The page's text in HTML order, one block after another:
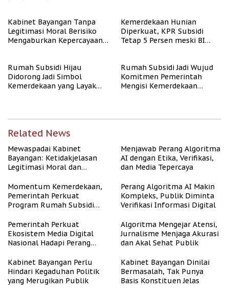
Kabinet Bayangan Tanpa
Legitimasi Moral Berisiko
Mengaburkan Kepercayaan
Kemerdekaan Hunian
Diperkuat, KPR Subsidi
Tetap 5 Persen meski BI
Rumah Subsidi Hijau
Didorong Jadi Simbol
Kemerdekaan yang Layak
Rumah Subsidi Jadi Wujud
Komitmen Pemerintah
Mengisi Kemerdekaan
Related News
Mewaspadai Kabinet
Bayangan: Ketidakjelasan
Legitimasi Moral dan
Menjawab Perang Algoritma
AI dengan Etika, Verifikasi,
dan Media Tepercaya
Momentum Kemerdekaan,
Pemerintah Perkuat
Program Rumah Subsidi
Berpenghasilan Rendah
Perang Algoritma AI Makin
Kompleks, Publik Diminta
Verifikasi Informasi Digital
Pemerintah Perkuat
Ekosistem Media Digital
Nasional Hadapi Perang
Algoritma Mengejar Atensi,
Jurnalisme Menjaga Akurasi
dan Akal Sehat Publik
Kabinet Bayangan Perlu
Hindari Kegaduhan Politik
yang Merugikan Publik
Kabinet Bayangan Dinilai
Bermasalah, Tak Punya
Basis Konstituen Jelas